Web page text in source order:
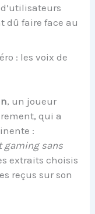
dû faire face au
: les voix de
, un joueur
qui a
:
gaming sans
extraits choisis
reçus sur son